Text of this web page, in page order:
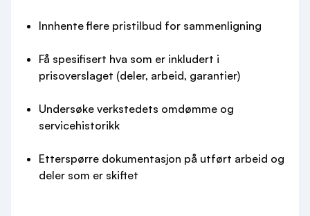
Innhente flere pristilbud for sammenligning
Få spesifisert hva som er inkludert i
prisoverslaget (deler, arbeid, garantier)
Undersøke verkstedets omdømme og
servicehistorikk
Etterspørre dokumentasjon på utført arbeid og
deler som er skiftet